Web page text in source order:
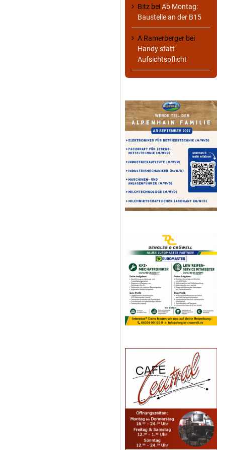
Bitz beiAb Montag:
Baustelle an der B15
A Ramerberger bei
Handy statt
Aufsichtspflicht